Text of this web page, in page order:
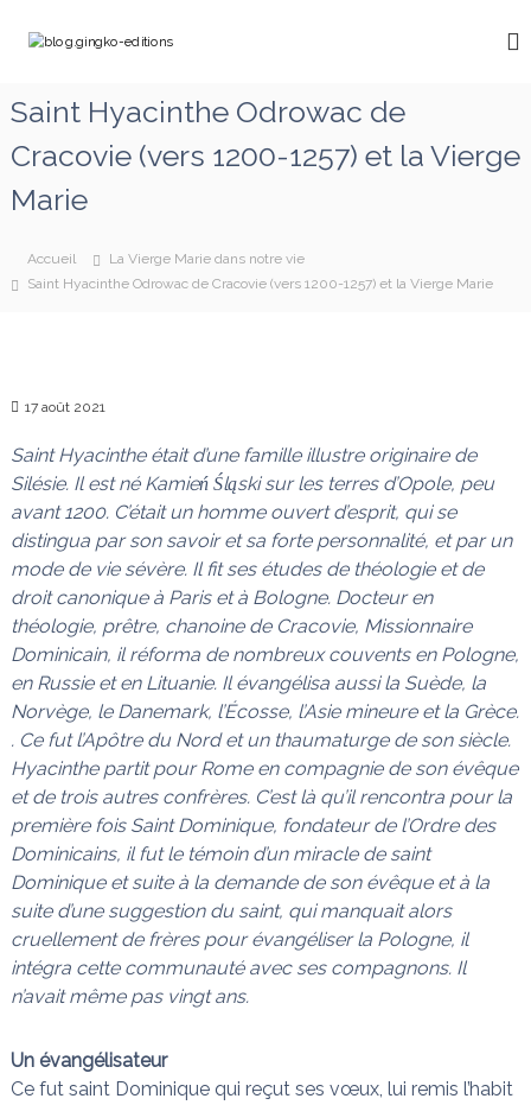
g
g
t
i
o
n
s
m
i
v
u
i
d
é
a
i
t
e
s
n
u
d
s
Saint Hyacinthe Odrowac de
Cracovie (vers 1200-1257) et la Vierge
Marie
Accueil
La Vierge Marie dans notre vie
Saint Hyacinthe Odrowac de Cracovie (vers 1200-1257) et la Vierge Marie
17 août 2021
Saint Hyacinthe était d’une famille illustre originaire de
Silésie. Il est né Kamień Śląski sur les terres d’Opole, peu
avant 1200. C’était un homme ouvert d’esprit, qui se
distingua par son savoir et sa forte personnalité, et par un
mode de vie sévère. Il fit ses études de théologie et de
droit canonique à Paris et à Bologne. Docteur en
théologie, prêtre, chanoine de Cracovie, Missionnaire
Dominicain, il réforma de nombreux couvents en Pologne,
en Russie et en Lituanie. Il évangélisa aussi la Suède, la
Norvège, le Danemark, l’Écosse, l’Asie mineure et la Grèce.
. Ce fut l’Apôtre du Nord et un thaumaturge de son siècle.
Hyacinthe partit pour Rome en compagnie de son évêque
et de trois autres confrères. C’est là qu’il rencontra pour la
première fois Saint Dominique, fondateur de l’Ordre des
Dominicains, il fut le témoin d’un miracle de saint
Dominique et suite à la demande de son évêque et à la
suite d’une suggestion du saint, qui manquait alors
cruellement de frères pour évangéliser la Pologne, il
intégra cette communauté avec ses compagnons. Il
n’avait même pas vingt ans.
Un évangélisateur
Ce fut saint Dominique qui reçut ses vœux, lui remis l’habit